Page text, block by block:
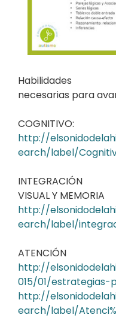
Habilidades
necesarias para
COGNITIVO:
http://
earch/label/
INTEGRACIÓN
VISUAL Y MEMORIA
http://
earch/label/
ATENCIÓN
http://
015/01/
http://
earch/label/